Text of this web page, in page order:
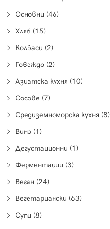
Основни (46)
Хляб (15)
Колбаси (2)
Говеждо (2)
Азиатска кухня (10)
Сосове (7)
Средиземноморска кухня (8)
Вино (1)
Дегустационни (1)
Ферментации (3)
Веган (24)
Вегетариански (63)
Супи (8)